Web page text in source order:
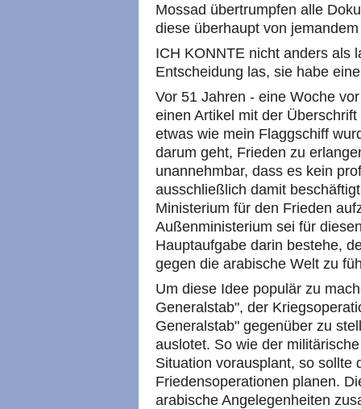
Mossad übertrumpfen alle
diese überhaupt von
ICH KONNTE nicht anders als
Entscheidung las, sie habe
Vor 51 Jahren - eine Woche
einen Artikel mit der
etwas wie mein Flaggschiff
darum geht, Frieden zu
unannehmbar, dass es kein
ausschließlich damit
Ministerium für den Frieden
Außenministerium sei für
Hauptaufgabe darin bestehe,
gegen die arabische Welt zu
Um diese Idee populär zu
Generalstab", der
Generalstab" gegenüber zu
auslotet. So wie der
Situation vorausplant, so sollte
Friedensoperationen planen.
arabische Angelegenheiten